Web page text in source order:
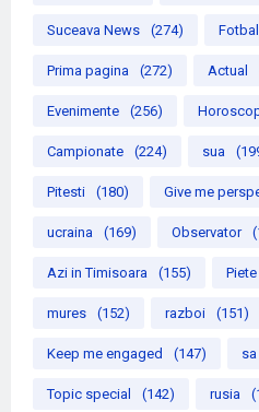
Suceava News (274)
Prima pagina (272) Actual
Evenimente (256)
Campionate (224) sua
Pitesti (180) Give me
ucraina (169) Observator
Azi in Timisoara (155)
mures (152) razboi (151)
Keep me engaged (147) sa
Topic special (142) rusia